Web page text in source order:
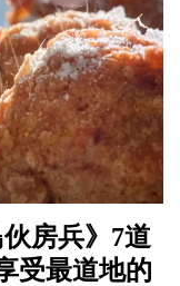
房兵》7道
受最道地的